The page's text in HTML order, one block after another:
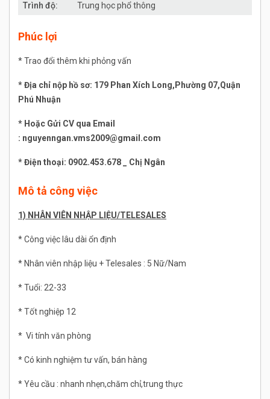
Trình độ:
Trung học phổ thông
Phúc lợi
* Trao đổi thêm khi phỏng vấn
* Địa chỉ nộp hồ sơ: 179 Phan Xích Long,Phường 07,Quận
Phú Nhuận
* Hoặc Gửi CV qua Email
: nguyenngan.vms2009@gmail.com
* Điện thoại: 0902.453.678 _ Chị Ngân
Mô tả công việc
1) NHÂN VIÊN NHẬP LIỆU/TELESALES
* Công việc lâu dài ổn định
* Nhân viên nhập liệu + Telesales : 5 Nữ/Nam
* Tuổi: 22-33
* Tốt nghiệp 12
* Vi tính văn phòng
* Có kinh nghiệm tư vấn, bán hàng
* Yêu cầu : nhanh nhẹn,chăm chỉ,trung thực